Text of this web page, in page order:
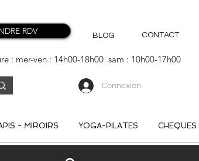
RDV BLOG CONTACT
: mer-ven : 14h00-18h00 sam : 10h00-17h00
Connexion
- MIROIRS YOGA-PILATES CHEQUES